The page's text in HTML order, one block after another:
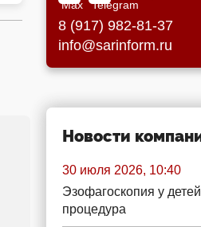
8 (917) 982-81-37
info@sarinform.ru
Новости
30 июля 2026, 10:40
Эзофагоскопия у
процедура